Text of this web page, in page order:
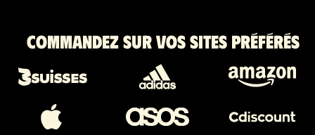
Commandez sur vos sites préférés